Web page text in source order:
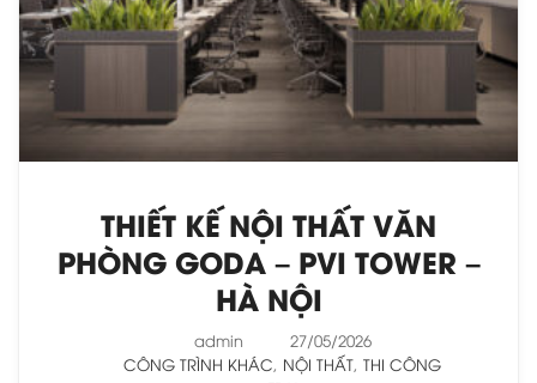
THIẾT KẾ NỘI THẤT VĂN
PHÒNG GODA – PVI TOWER –
HÀ NỘI
admin
27/05/2026
CÔNG TRÌNH KHÁC, NỘI THẤT, THI CÔNG